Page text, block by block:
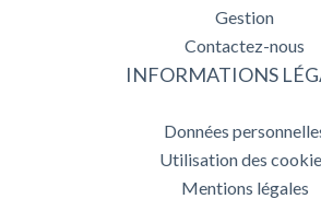
Gestion
Contactez-nous
INFORMATIONS
Données
Utilisation des
Mentions légales